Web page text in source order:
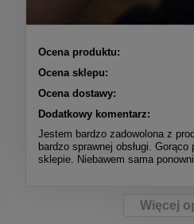
Ocena produktu:
Ocena sklepu:
Ocena dostawy:
Dodatkowy komentarz:
Jestem bardzo zadowolona z
bardzo sprawnej obsługi.
sklepie. Niebawem sama
Więcej